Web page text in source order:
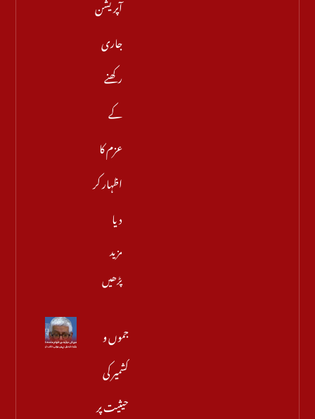
آپریشن
جاری
رکھنے
کے
عزم کا
اظہار کر
دیا
مزید
پڑھیں
جموں و
کشمیر کی
حیثیت پر